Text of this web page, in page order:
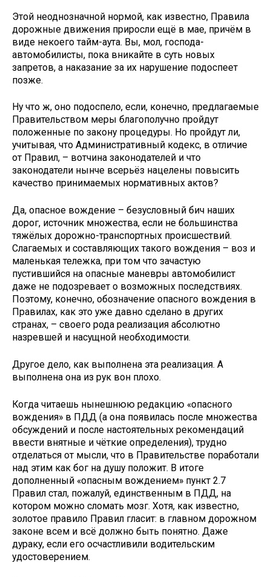
Этой неоднозначной нормой, как известно, Правила
дорожные движения приросли ещё в мае, причём в
виде некоего тайм-аута. Вы, мол, господа-
автомобилисты, пока вникайте в суть новых
запретов, а наказание за их нарушение подоспеет
позже.
Ну что ж, оно подоспело, если, конечно, предлагаемые
Правительством меры благополучно пройдут
положенные по закону процедуры. Но пройдут ли,
учитывая, что Административный кодекс, в отличие
от Правил, – вотчина законодателей и что
законодатели нынче всерьёз нацелены повысить
качество принимаемых нормативных актов?
Да, опасное вождение – безусловный бич наших
дорог, источник множества, если не большинства
тяжёлых дорожно-транспортных происшествий.
Слагаемых и составляющих такого вождения – воз и
маленькая тележка, при том что зачастую
пустившийся на опасные маневры автомобилист
даже не подозревает о возможных последствиях.
Поэтому, конечно, обозначение опасного вождения в
Правилах, как это уже давно сделано в других
странах, – своего рода реализация абсолютно
назревшей и насущной необходимости.
Другое дело, как выполнена эта реализация. А
выполнена она из рук вон плохо.
Когда читаешь нынешнюю редакцию «опасного
вождения» в ПДД (а она появилась после множества
обсуждений и после настоятельных рекомендаций
ввести внятные и чёткие определения), трудно
отделаться от мысли, что в Правительстве поработали
над этим как бог на душу положит. В итоге
дополненный «опасным вождением» пункт 2.7
Правил стал, пожалуй, единственным в ПДД, на
котором можно сломать мозг. Хотя, как известно,
золотое правило Правил гласит: в главном дорожном
законе всем и всё должно быть понятно. Даже
дураку, если его осчастливили водительским
удостоверением.